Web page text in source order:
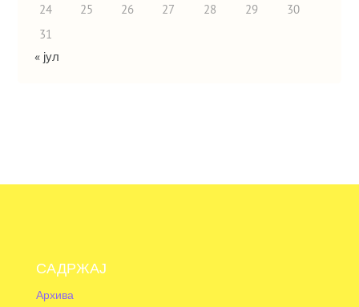
24
25 26 27 28 29
30
31
« јул
САДРЖАЈ
Архива